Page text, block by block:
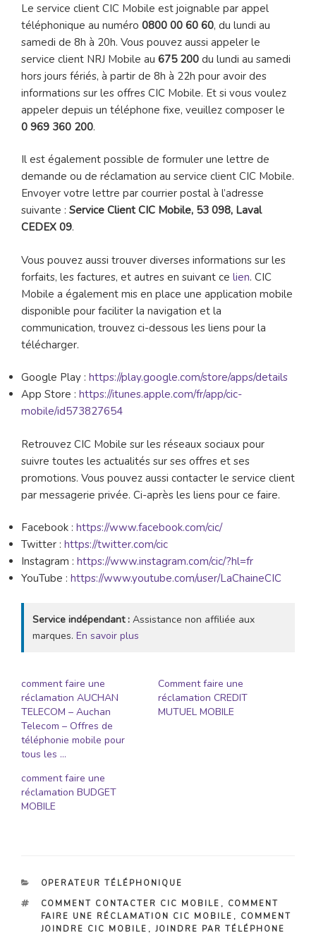
Le service client CIC Mobile est joignable par appel
téléphonique au numéro 0800 00 60 60, du lundi au
samedi de 8h à 20h. Vous pouvez aussi appeler le
service client NRJ Mobile au 675 200 du lundi au samedi
hors jours fériés, à partir de 8h à 22h pour avoir des
informations sur les offres CIC Mobile. Et si vous voulez
appeler depuis un téléphone fixe, veuillez composer le
0 969 360 200.
Il est également possible de formuler une lettre de
demande ou de réclamation au service client CIC Mobile.
Envoyer votre lettre par courrier postal à l’adresse
suivante : Service Client CIC Mobile, 53 098, Laval
CEDEX 09.
Vous pouvez aussi trouver diverses informations sur les
forfaits, les factures, et autres en suivant ce lien. CIC
Mobile a également mis en place une application mobile
disponible pour faciliter la navigation et la
communication, trouvez ci-dessous les liens pour la
télécharger.
Google Play : https://play.google.com/store/apps/details
App Store : https://itunes.apple.com/fr/app/cic-
mobile/id573827654
Retrouvez CIC Mobile sur les réseaux sociaux pour
suivre toutes les actualités sur ses offres et ses
promotions. Vous pouvez aussi contacter le service client
par messagerie privée. Ci-après les liens pour ce faire.
Facebook : https://www.facebook.com/cic/
Twitter : https://twitter.com/cic
Instagram : https://www.instagram.com/cic/?hl=fr
YouTube : https://www.youtube.com/user/LaChaineCIC
Service indépendant : Assistance non affiliée aux
marques. En savoir plus
comment faire une
réclamation AUCHAN
TELECOM – Auchan
Telecom – Offres de
téléphonie mobile pour
tous les …
Comment faire une
réclamation CREDIT
MUTUEL MOBILE
comment faire une
réclamation BUDGET
MOBILE
CATÉGORIES
OPERATEUR TÉLÉPHONIQUE
ÉTIQUETTES
COMMENT CONTACTER CIC MOBILE , COMMENT
FAIRE UNE RÉCLAMATION CIC MOBILE , COMMENT
JOINDRE CIC MOBILE , JOINDRE PAR TÉLÉPHONE